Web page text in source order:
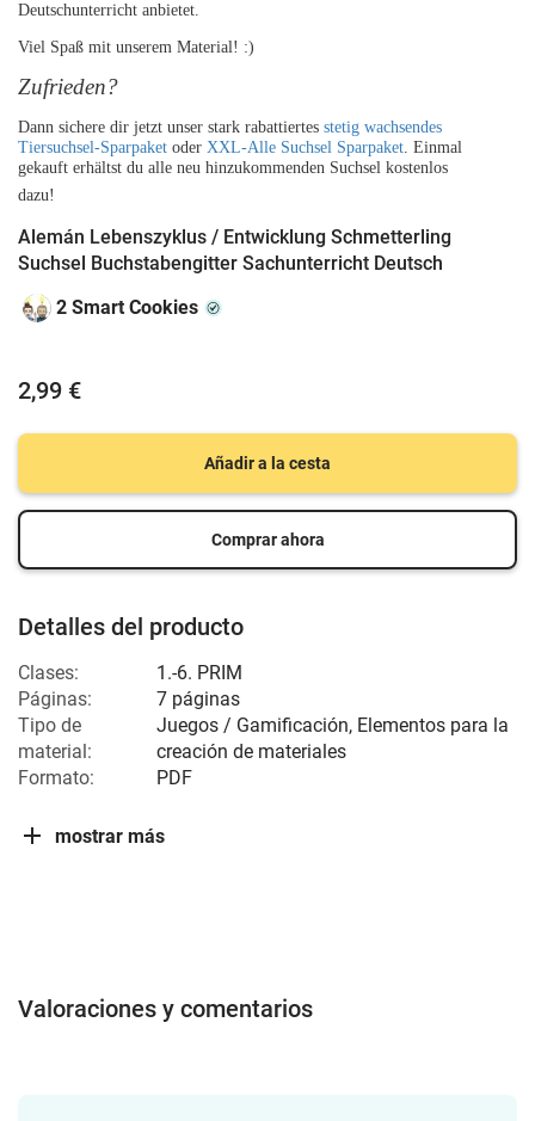
Deutschunterricht anbietet.
Viel Spaß mit unserem Material! :)
Zufrieden?
Dann sichere dir jetzt unser stark rabattiertes stetig wachsendes
Tiersuchsel-Sparpaket oder XXL-Alle Suchsel Sparpaket. Einmal
gekauft erhältst du alle neu hinzukommenden Suchsel kostenlos
dazu!
Alemán Lebenszyklus / Entwicklung Schmetterling
Suchsel Buchstabengitter Sachunterricht Deutsch
2 Smart Cookies
2,99 €
Añadir a la cesta
Comprar ahora
Detalles del producto
Clases:
1.-6. PRIM
Páginas:
7 páginas
Tipo de
material:
Juegos / Gamificación, Elementos para la
creación de materiales
Formato:
PDF
mostrar más
Valoraciones y comentarios